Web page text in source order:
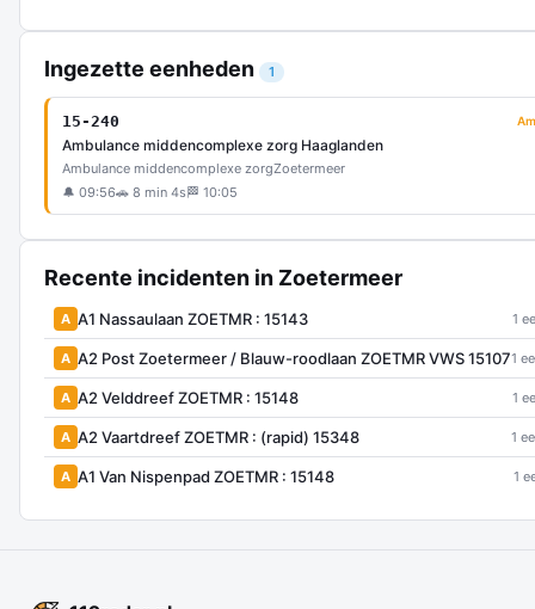
Ingezette eenheden 1
15-240
Ambulance middencomplexe zorg Haaglanden
Ambulance middencomplexe zorgZoetermeer
🔔 09:56🚗 8 min 4s 🏁 10:05
Recente incidenten in Zoetermeer
A A1 Nassaulaan ZOETMR : 15143 1
A A2 Post Zoetermeer / Blauw-roodlaan ZOETMR VWS 151071
A A2 Velddreef ZOETMR : 15148 1
A A2 Vaartdreef ZOETMR : (rapid) 15348 1
A A1 Van Nispenpad ZOETMR : 15148 1